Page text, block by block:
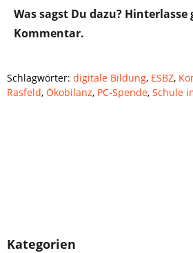
Was sagst Du dazu? Hinterlasse
Kommentar.
Schlagwörter: digitale Bildung, ESBZ,
Rasfeld, Ökobilanz, PC-Spende, Schule
Kategorien